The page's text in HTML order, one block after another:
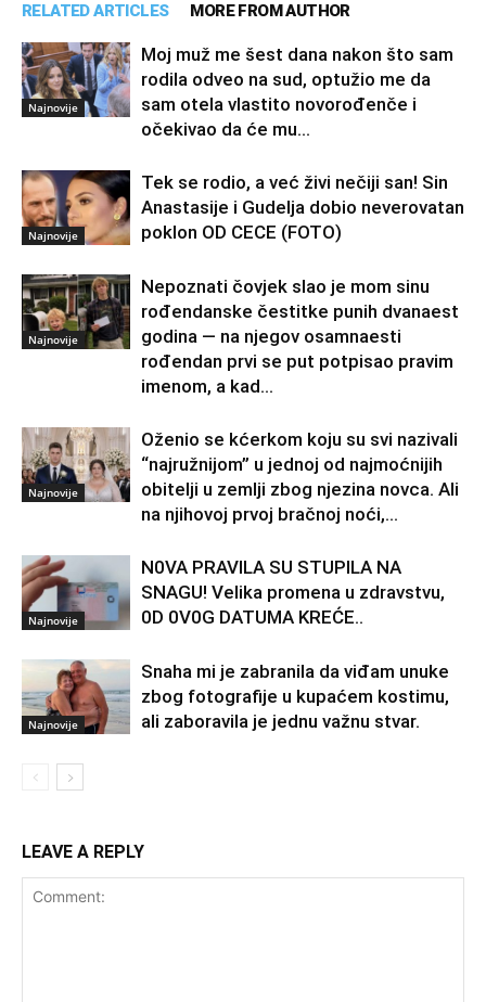
RELATED ARTICLES MORE FROM AUTHOR
Najnovije
Moj muž me šest dana nakon što sam
rodila odveo na sud, optužio me da
sam otela vlastito novorođenče i
očekivao da će mu...
Najnovije
Tek se rodio, a već živi nečiji san! Sin
Anastasije i Gudelja dobio neverovatan
poklon OD CECE (FOTO)
Najnovije
Nepoznati čovjek slao je mom sinu
rođendanske čestitke punih dvanaest
godina — na njegov osamnaesti
rođendan prvi se put potpisao pravim
imenom, a kad...
Najnovije
Oženio se kćerkom koju su svi nazivali
“najružnijom” u jednoj od najmoćnijih
obitelji u zemlji zbog njezina novca. Ali
na njihovoj prvoj bračnoj noći,...
Najnovije
N0VA PRAVlLA SU STUPILA NA
SNAGU! Velika promena u zdravstvu,
0D 0V0G DATUMA KREĆE..
Najnovije
Snaha mi je zabranila da viđam unuke
zbog fotografije u kupaćem kostimu,
ali zaboravila je jednu važnu stvar.
LEAVE A REPLY